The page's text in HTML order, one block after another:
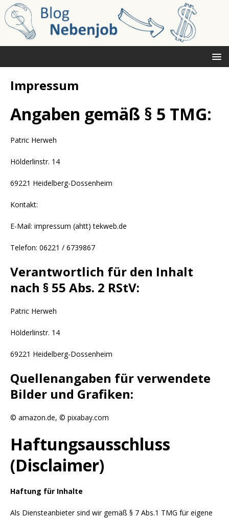
Impressum
Angaben gemäß § 5 TMG:
Patric Herweh
Hölderlinstr. 14
69221 Heidelberg-Dossenheim
Kontakt:
E-Mail: impressum (ahtt) tekweb.de
Telefon: 06221 / 6739867
Verantwortlich für den Inhalt
nach § 55 Abs. 2 RStV:
Patric Herweh
Hölderlinstr. 14
69221 Heidelberg-Dossenheim
Quellenangaben für verwendete
Bilder und Grafiken:
© amazon.de, © pixabay.com
Haftungsausschluss
(Disclaimer)
Haftung für Inhalte
Als Diensteanbieter sind wir gemäß § 7 Abs.1 TMG für eigene